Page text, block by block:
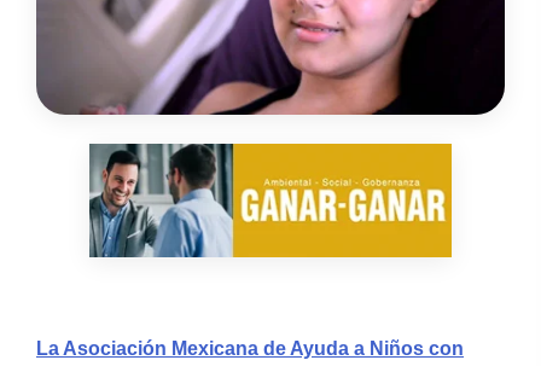
La Asociación Mexicana de Ayuda a Niños con